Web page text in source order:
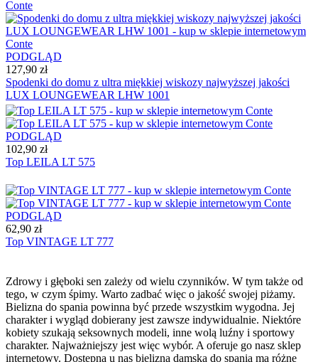
PODGLĄD
127,90 zł
Spodenki do domu z ultra miękkiej wiskozy najwyższej jakości
LUX LOUNGEWEAR LHW 1001
PODGLĄD
102,90 zł
Top LEILA LT 575
PODGLĄD
62,90 zł
Top VINTAGE LT 777
Zdrowy i głęboki sen zależy od wielu czynników. W tym także od
tego, w czym śpimy. Warto zadbać więc o jakość swojej piżamy.
Bielizna do spania powinna być przede wszystkim wygodna. Jej
charakter i wygląd dobierany jest zawsze indywidualnie. Niektóre
kobiety szukają seksownych modeli, inne wolą luźny i sportowy
charakter. Najważniejszy jest więc wybór. A oferuje go nasz sklep
internetowy. Dostępna u nas bielizna damska do spania ma różne